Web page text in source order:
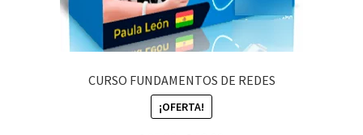
CURSO FUNDAMENTOS DE REDES
¡OFERTA!